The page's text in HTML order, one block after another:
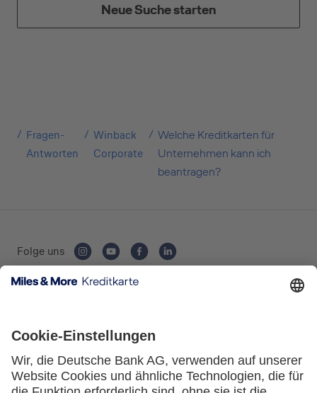
Neue Suche starten
Fragen-
Antworten
Winback
Corporate
Welche Kreditkarten für
Unternehmen kann ich
beantragen?
Folge uns
geschäftliche Nutzung? Oder möchten Sie
Kreditkarten für Ihr Unternehmen beantragen?
Über die Auswahl gelangen Sie direkt in den
Selbstständige